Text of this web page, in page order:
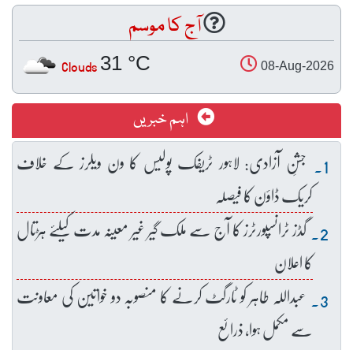
آج کا موسم
08-Aug-2026
31 °C
Clouds
اہم خبریں
جشنِ آزادی: لاہور ٹریفک پولیس کا ون ویلرز کے خلاف
کریک ڈاؤن کا فیصلہ
گڈز ٹرانسپورٹرز کا آج سے ملک گیر غیر معینہ مدت کیلئے ہڑتال
کا اعلان
عبداللہ طاہر کو ٹارگٹ کرنے کا منصوبہ دو خواتین کی معاونت
سے مکمل ہوا، ذرائع